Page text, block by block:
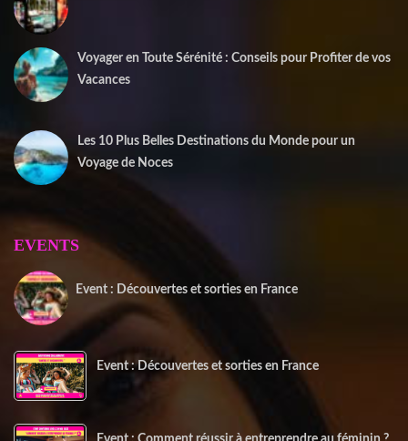
Voyager en Toute Sérénité : Conseils pour Profiter de vos
Vacances
Les 10 Plus Belles Destinations du Monde pour un
Voyage de Noces
EVENTS
Event : Découvertes et sorties en France
Event : Découvertes et sorties en France